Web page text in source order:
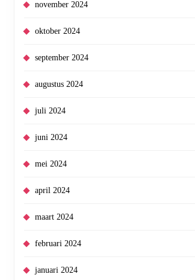
november 2024
oktober 2024
september 2024
augustus 2024
juli 2024
juni 2024
mei 2024
april 2024
maart 2024
februari 2024
januari 2024